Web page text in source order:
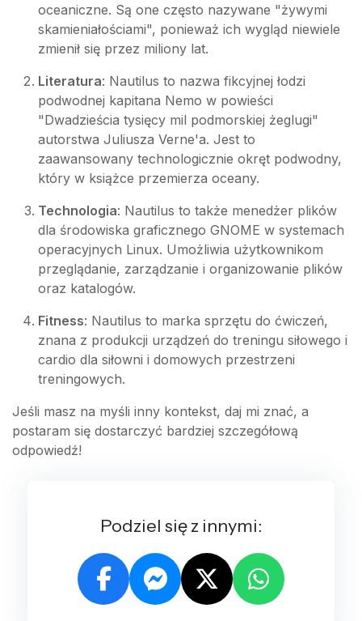
oceaniczne. Są one często nazywane "żywymi
skamieniałościami", ponieważ ich wygląd niewiele
zmienił się przez miliony lat.
Literatura: Nautilus to nazwa fikcyjnej łodzi
podwodnej kapitana Nemo w powieści
"Dwadzieścia tysięcy mil podmorskiej żeglugi"
autorstwa Juliusza Verne'a. Jest to
zaawansowany technologicznie okręt podwodny,
który w książce przemierza oceany.
Technologia: Nautilus to także menedżer plików
dla środowiska graficznego GNOME w systemach
operacyjnych Linux. Umożliwia użytkownikom
przeglądanie, zarządzanie i organizowanie plików
oraz katalogów.
Fitness: Nautilus to marka sprzętu do ćwiczeń,
znana z produkcji urządzeń do treningu siłowego i
cardio dla siłowni i domowych przestrzeni
treningowych.
Jeśli masz na myśli inny kontekst, daj mi znać, a
postaram się dostarczyć bardziej szczegółową
odpowiedź!
Podziel się z innymi: